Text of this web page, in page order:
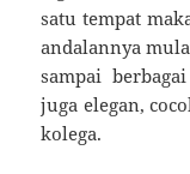
satu tempat
andalannya
sampai
juga elegan,
kolega.